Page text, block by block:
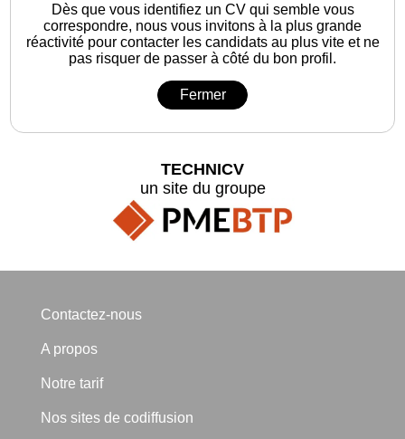
Dès que vous identifiez un CV qui semble vous
correspondre, nous vous invitons à la plus grande
réactivité pour contacter les candidats au plus vite et ne
pas risquer de passer à côté du bon profil.
Fermer
TECHNICV
un site du groupe
Contactez-nous
A propos
Notre tarif
Nos sites de codiffusion